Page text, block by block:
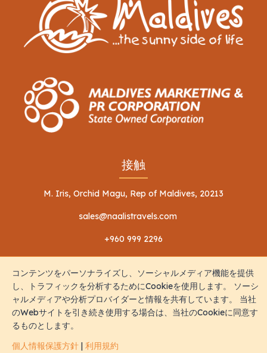
接触
M. Iris, Orchid Magu, Rep of Maldives, 20213
sales@naalistravels.com
+960 999 2296
利用規約 個人情報保護方針
コンテンツをパーソナライズし、ソーシャルメディア機能を提供
し、トラフィックを分析するためにCookieを使用します。 ソーシ
ャルメディアや分析プロバイダーと情報を共有しています。 当社
のWebサイトを引き続き使用する場合は、当社のCookieに同意す
るものとします。
個人情報保護方針 | 利用規約